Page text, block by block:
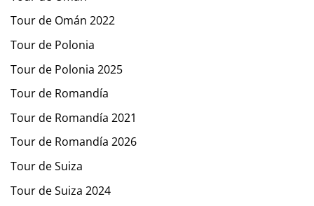
Tour de Omán 2022
Tour de Polonia
Tour de Polonia 2025
Tour de Romandía
Tour de Romandía 2021
Tour de Romandía 2026
Tour de Suiza
Tour de Suiza 2024